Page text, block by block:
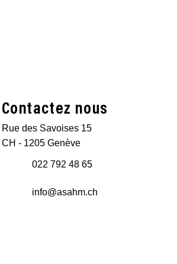
Contactez nous
Rue des Savoises 15
CH - 1205 Genève
022 792 48 65
info@asahm.ch